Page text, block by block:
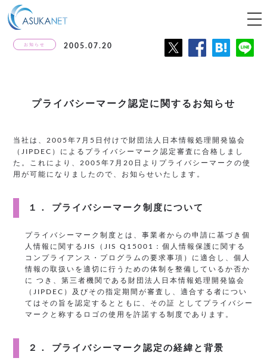
お知らせ 2005.07.20
プライバシーマーク認定に関するお知らせ
当社は、2005年7月5日付けで財団法人日本情報処理開発協会
（JIPDEC）によるプライバシーマーク認定審査に合格しまし
た。これにより、2005年7月20日よりプライバシーマークの使
用が可能になりましたので、お知らせいたします。
１． プライバシーマーク制度について
プライバシーマーク制度とは、事業者からの申請に基づき個
人情報に関するJIS（JIS Q15001：個人情報保護に関する
コンプライアンス・プログラムの要求事項）に適合し、個人
情報の取扱いを適切に行うための体制を整備しているか否か
に つき、第三者機関である財団法人日本情報処理開発協会
（JIPDEC）及びその指定期間が審査し、適合する者につい
てはその旨を認定するとともに、その証 としてプライバシー
マークと称するロゴの使用を許諾する制度であります。
２． プライバシーマーク認定の経緯と背景